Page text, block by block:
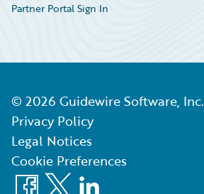
Partner Portal Sign In
© 2026 Guidewire Software, Inc.
Privacy Policy
Legal Notices
Cookie Preferences
Facebook
X LinkedIn